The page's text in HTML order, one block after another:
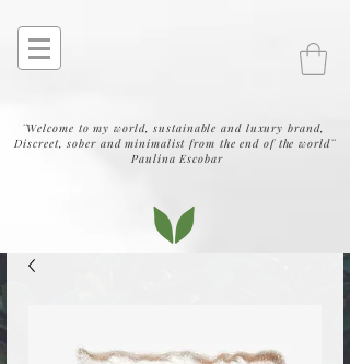
¨Welcome to my world, sustainable and luxury brand,
Discreet, sober and minimalist from the end of the world¨
Paulina Escobar